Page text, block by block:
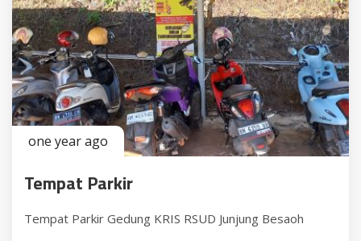
one year ago
Tempat Parkir
Tempat Parkir Gedung KRIS RSUD Junjung Besaoh